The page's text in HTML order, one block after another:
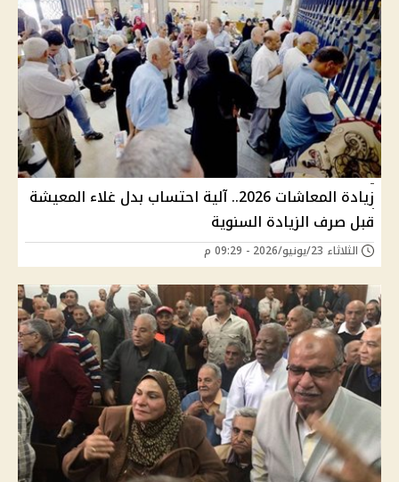
زيادة المعاشات 2026.. آلية احتساب بدل غلاء المعيشة
قبل صرف الزيادة السنوية
الثلاثاء 23/يونيو/2026 - 09:29 م